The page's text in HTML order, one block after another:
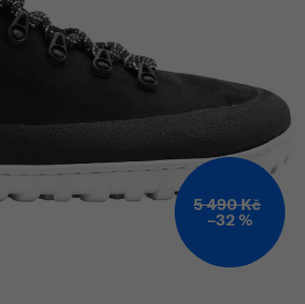
5 490 Kč
–32 %